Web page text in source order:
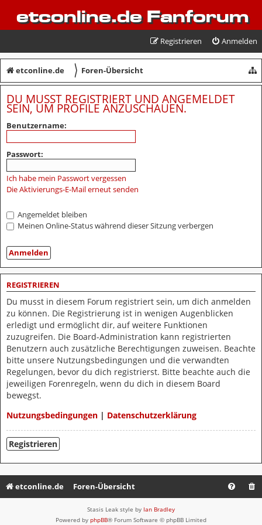
etconline.de Fanforum
Anmelden
Registrieren
etconline.de 〉 Foren-Übersicht
DU MUSST REGISTRIERT UND ANGEMELDET
SEIN, UM PROFILE ANZUSCHAUEN.
Benutzername:
Passwort:
Ich habe mein Passwort vergessen
Die Aktivierungs-E-Mail erneut senden
Angemeldet bleiben
Meinen Online-Status während dieser Sitzung verbergen
REGISTRIEREN
Du musst in diesem Forum registriert sein, um dich anmelden
zu können. Die Registrierung ist in wenigen Augenblicken
erledigt und ermöglicht dir, auf weitere Funktionen
zuzugreifen. Die Board-Administration kann registrierten
Benutzern auch zusätzliche Berechtigungen zuweisen. Beachte
bitte unsere Nutzungsbedingungen und die verwandten
Regelungen, bevor du dich registrierst. Bitte beachte auch die
jeweiligen Forenregeln, wenn du dich in diesem Board
bewegst.
Nutzungsbedingungen | Datenschutzerklärung
Registrieren
etconline.de Foren-Übersicht
Stasis Leak style by Ian Bradley
Powered by phpBB® Forum Software © phpBB Limited